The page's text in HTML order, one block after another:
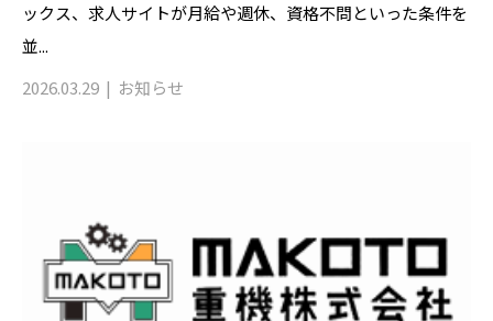
ックス、求人サイトが月給や週休、資格不問といった条件を
並...
2026.03.29
お知らせ